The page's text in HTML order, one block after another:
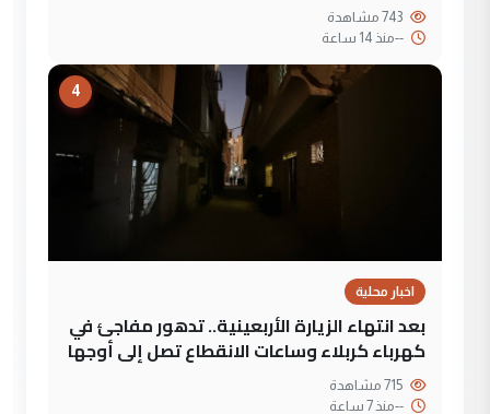
--منذ 14 ساعة
4
اخبار محلية
بعد انتهاء الزيارة الأربعينية.. تدهور مفاجئ في
كهرباء كربلاء وساعات الانقطاع تصل إلى أوجها
--منذ 7 ساعة